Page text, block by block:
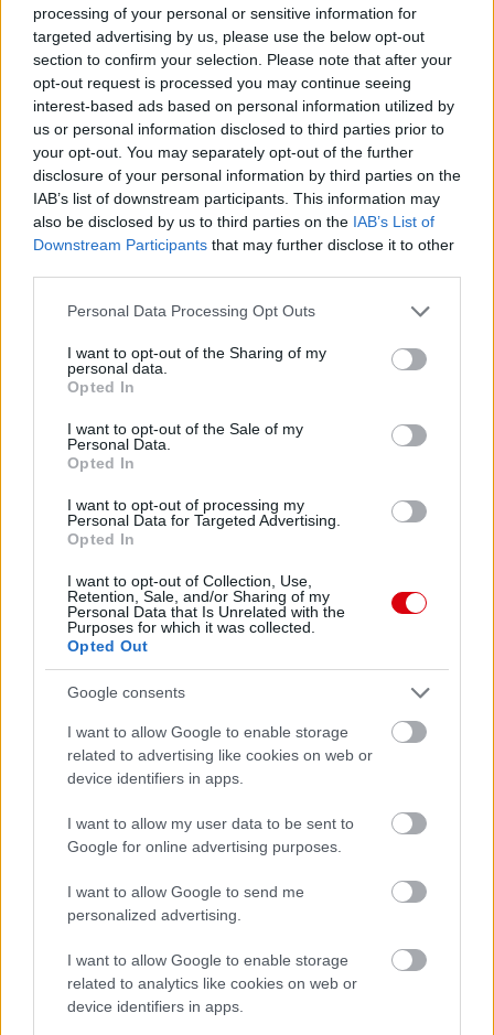
processing of your personal or sensitive information for
targeted advertising by us, please use the below opt-out
section to confirm your selection. Please note that after your
opt-out request is processed you may continue seeing
interest-based ads based on personal information utilized by
us or personal information disclosed to third parties prior to
your opt-out. You may separately opt-out of the further
disclosure of your personal information by third parties on the
IAB’s list of downstream participants. This information may
also be disclosed by us to third parties on the IAB’s List of
Downstream Participants that may further disclose it to other
Please note that this website/app uses one or more Google
not limited to your visit or usage behaviour. You may click to
grant or deny consent to Google and its third-party tags to
use your data for below specified purposes in below Google
consent section.
Personal Data Processing Opt Outs
I want to opt-out of the Sharing of my
personal data.
Opted In
I want to opt-out of the Sale of my
Personal Data.
Opted In
I want to opt-out of processing my
Personal Data for Targeted Advertising.
Opted In
I want to opt-out of Collection, Use,
Retention, Sale, and/or Sharing of my
Personal Data that Is Unrelated with the
Purposes for which it was collected.
Opted Out
Google consents
I want to allow Google to enable storage
related to advertising like cookies on web or
device identifiers in apps.
I want to allow my user data to be sent to
Google for online advertising purposes.
I want to allow Google to send me
personalized advertising.
I want to allow Google to enable storage
related to analytics like cookies on web or
device identifiers in apps.
Meccs Center
Manchester United